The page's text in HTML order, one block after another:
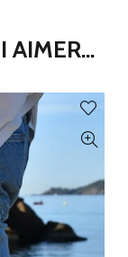
AIMER...